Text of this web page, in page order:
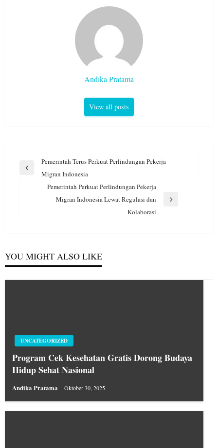
Andika Pratama
View all posts
Navigasi
Previous
Pemerintah Terus Perkuat Perlindungan Pekerja
Migran Indonesia
Pemerintah Perkuat Perlindungan Pekerja
Migran Indonesia Lewat Regulasi dan
Kolaborasi
YOU MIGHT ALSO LIKE
UNCATEGORIZED
Program Cek Kesehatan Gratis Dorong Budaya
Hidup Sehat Nasional
Andika Pratama Oktober 30, 2025